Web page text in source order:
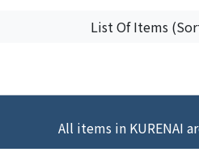
List Of Items
All items in KURENAI